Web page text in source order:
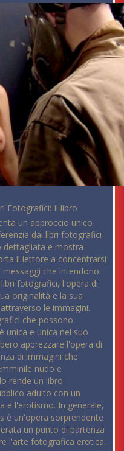
Fotografici: Il libro
un approccio unico
dai libri fotografici
dettagliata e mostra
il lettore a concentrarsi
messaggi che intendono
fotografici, l'opera di
originalità e la sua
le immagini.
che possono
unica e unica nel suo
apprezzare l'opera di
di immagini che
nudo e
rende un libro
adulto con un
e l'erotismo. In generale,
è un'opera sorprendente
un punto di partenza
l'arte fotografica erotica.